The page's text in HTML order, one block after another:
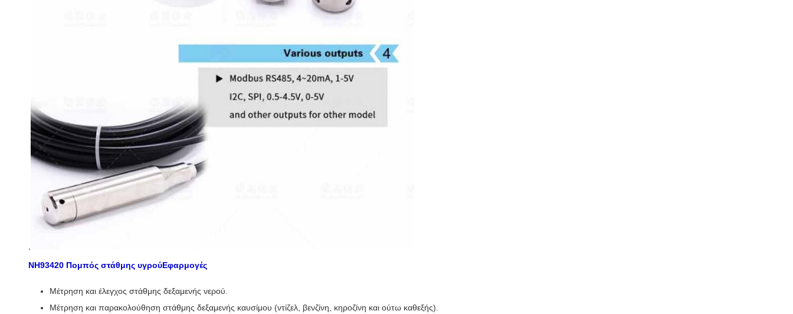
NH93420 Πομπός στάθμης υγρούΕφαρμογές
Μέτρηση και έλεγχος στάθμης δεξαμενής νερού.
Μέτρηση και παρακολούθηση στάθμης δεξαμενής καυσίμου (ντίζελ, βενζίνη, κηροζίνη και ούτω καθεξής).